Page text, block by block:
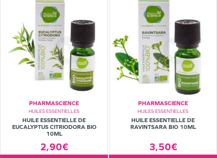
PHARMASCIENCE
HUILES ESSENTIELLES
HUILE ESSENTIELLE DE
EUCALYPTUS CITRIODORA BIO
10ML
2,90€
PHARMASCIENCE
HUILES ESSENTIELLES
HUILE ESSENTIELLE DE
RAVINTSARA BIO 10ML
3,50€